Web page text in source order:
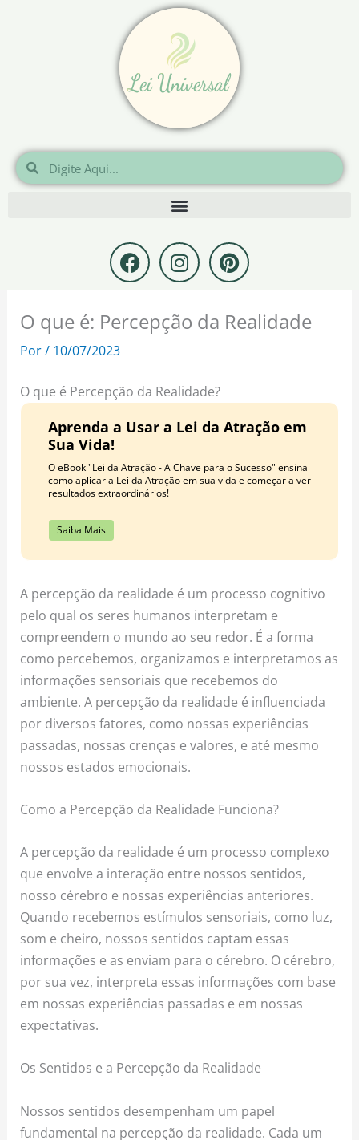
Pesquisar
Pesquisar
F
a
c
e
b
k
I
n
s
t
a
a
m
P
i
n
t
e
t
O que é: Percepção da Realidade
Por/ 10/07/2023
O que é Percepção da Realidade?
Aprenda a Usar a Lei da Atração em
Sua Vida!
O eBook "Lei da Atração - A Chave para o Sucesso" ensina
como aplicar a Lei da Atração em sua vida e começar a ver
resultados extraordinários!
Saiba Mais
A percepção da realidade é um processo cognitivo
pelo qual os seres humanos interpretam e
compreendem o mundo ao seu redor. É a forma
como percebemos, organizamos e interpretamos as
informações sensoriais que recebemos do
ambiente. A percepção da realidade é influenciada
por diversos fatores, como nossas experiências
passadas, nossas crenças e valores, e até mesmo
nossos estados emocionais.
Como a Percepção da Realidade Funciona?
A percepção da realidade é um processo complexo
que envolve a interação entre nossos sentidos,
nosso cérebro e nossas experiências anteriores.
Quando recebemos estímulos sensoriais, como luz,
som e cheiro, nossos sentidos captam essas
informações e as enviam para o cérebro. O cérebro,
por sua vez, interpreta essas informações com base
em nossas experiências passadas e em nossas
expectativas.
Os Sentidos e a Percepção da Realidade
Nossos sentidos desempenham um papel
fundamental na percepção da realidade. Cada um